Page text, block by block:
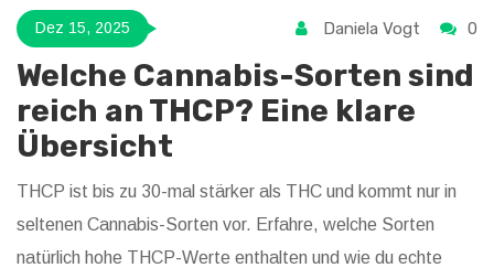
Dez 15, 2025 Daniela Vogt 0
Welche Cannabis-Sorten sind
reich an THCP? Eine klare
Übersicht
THCP ist bis zu 30-mal stärker als THC und kommt nur in
seltenen Cannabis-Sorten vor. Erfahre, welche Sorten
natürlich hohe THCP-Werte enthalten und wie du echte